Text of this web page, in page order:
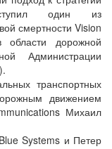
один из
смертности Vision
дорожной
Администрации
транспортных
движением
Михаил
Systems и Петер